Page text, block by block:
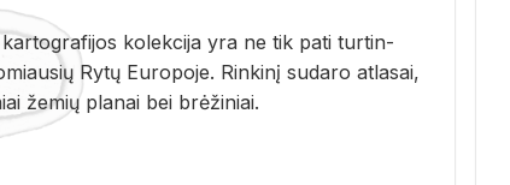
ko­lek­ci­ja yra ne tik pati tur­tin­
Rytų Eu­ro­po­je. Rin­ki­nį su­da­ro at­la­sai,
že­mių pla­nai bei brė­ži­niai.